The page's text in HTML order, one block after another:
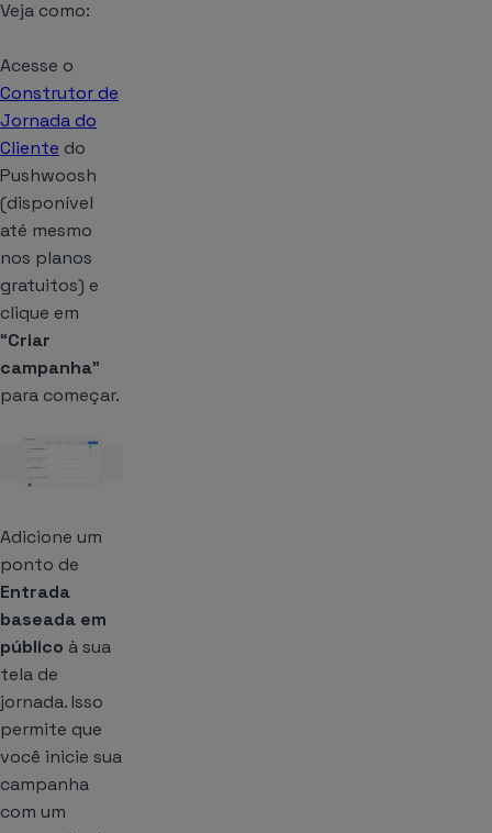
Veja como:
Acesse o
Construtor de
Jornada do
Cliente do
Pushwoosh
(disponível
até mesmo
nos planos
gratuitos) e
clique em
“Criar
campanha”
para começar.
Adicione um
ponto de
Entrada
baseada em
público à sua
tela de
jornada. Isso
permite que
você inicie sua
campanha
com um